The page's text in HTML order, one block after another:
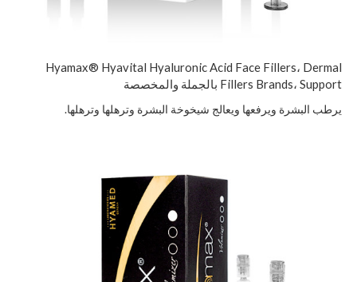
Hyamax® Hyavital Hyaluronic Acid Face Fillers، Dermal
Fillers Brands، Support بالجملة والمخصصة
يرطب البشرة ويرفعها ويعالج شيخوخة البشرة وترهلها وترهلها.